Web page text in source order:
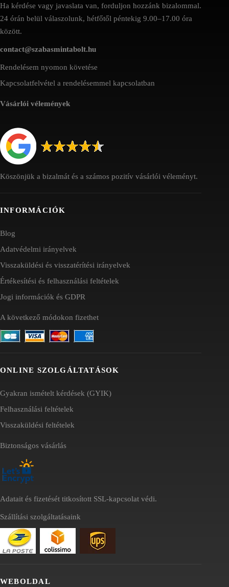
Ha kérdése vagy javaslata van, forduljon hozzánk bizalommal.
24 órán belül válaszolunk, hétfőtől péntekig 9.00–17.00 óra
között.
contact@szabasmintabolt.hu
Rendelésem nyomon követése
Kapcsolatfelvétel a rendelésemmel kapcsolatban
Vásárlói vélemények
Köszönjük a bizalmát és a számos pozitív vásárlói véleményt.
INFORMÁCIÓK
Blog
Adatvédelmi irányelvek
Visszaküldési és visszatérítési irányelvek
Értékesítési és felhasználási feltételek
Jogi információk és GDPR
A következő módokon fizethet
ONLINE SZOLGÁLTATÁSOK
Gyakran ismételt kérdések (GYIK)
Felhasználási feltételek
Visszaküldési feltételek
Biztonságos vásárlás
Adatait és fizetését titkosított SSL-kapcsolat védi.
Szállítási szolgáltatásaink
WEBOLDAL